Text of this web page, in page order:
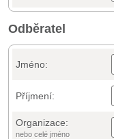
Odběratel
Jméno:
Příjmení:
Organizace:
nebo celé jméno